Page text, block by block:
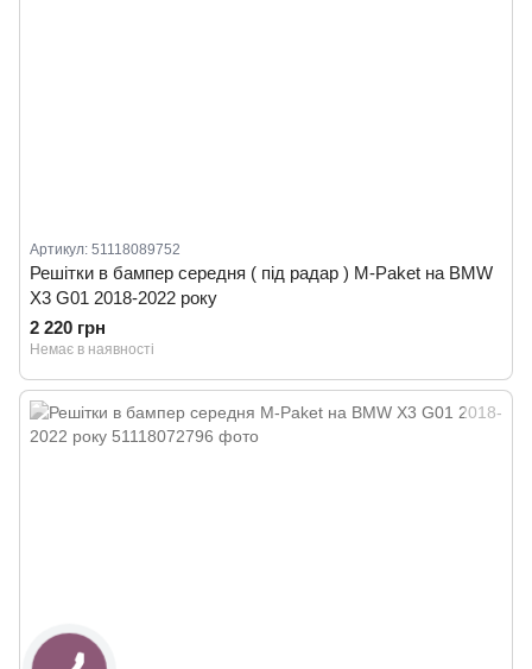
Артикул: 51118089752
Решітки в бампер середня ( під радар ) M-Paket на BMW
X3 G01 2018-2022 року
2 220 грн
Немає в наявності